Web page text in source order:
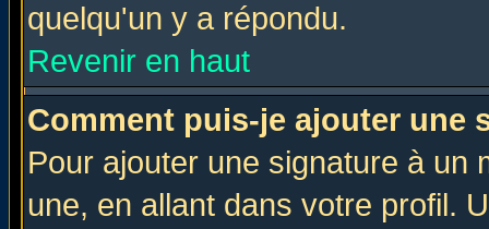
quelqu'un y a répondu.
Revenir en haut
Comment puis-je ajouter une
Pour ajouter une signature à un
une, en allant dans votre profil.